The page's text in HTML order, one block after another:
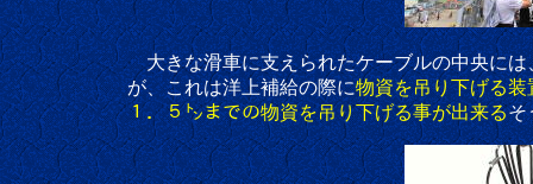
大きな滑車に支えられたケーブルの中央には
が、これは洋上補給の際に物資を吊り下げる装
１．５㌧までの物資を吊り下げる事が出来るそ